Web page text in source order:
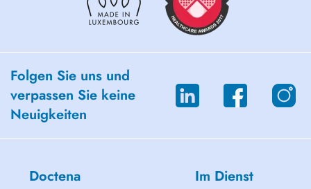
Folgen Sie uns und
verpassen Sie keine
Neuigkeiten
Doctena Im Dienst